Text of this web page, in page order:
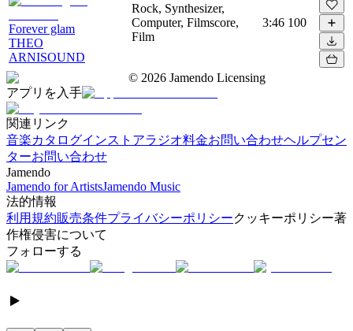
Forever glam
THEO
ARNISOUND
Rock, Synthesizer,
Computer, Filmscore,
Film
3:46 100
© 2026 Jamendo Licensing
アプリを入手
関連リンク
音楽カタログインストアラジオ料金お問い合わせヘルプセン
ターお問い合わせ
Jamendo
Jamendo for ArtistsJamendo Music
法的情報
利用規約販売条件プライバシーポリシークッキーポリシー著
作権侵害について
フォローする